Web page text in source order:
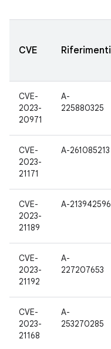
CVE Riferimenti
CVE-
2023-
20971
A-
225880325
CVE-
2023-
21171
A-261085213
CVE-
2023-
21189
A-213942596
CVE-
2023-
21192
A-
227207653
CVE-
2023-
21168
A-
253270285